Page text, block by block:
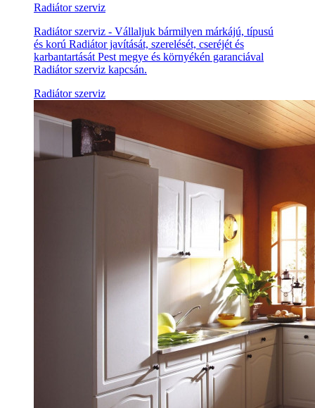
Radiátor szerviz
Radiátor szerviz - Vállaljuk bármilyen márkájú, típusú
és korú Radiátor javítását, szerelését, cseréjét és
karbantartását Pest megye és környékén garanciával
Radiátor szerviz kapcsán.
Radiátor szerviz